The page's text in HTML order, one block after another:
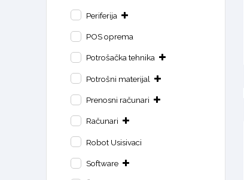
Periferija
POS oprema
Potrošačka tehnika
Potrošni materijal
Prenosni računari
Računari
Robot Usisivaci
Software